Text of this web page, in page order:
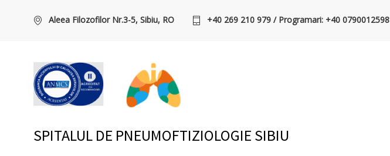
Aleea Filozofilor Nr.3-5, Sibiu, RO +40 269 210 979 / Programari: +40 0790012598
SPITALUL DE PNEUMOFTIZIOLOGIE SIBIU